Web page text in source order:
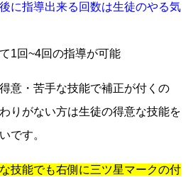
に指導出来る回数は生徒のやる気
1回~4回の指導が可能
意・苦手な技能で補正が付くの
りがない方は生徒の得意な技能を
です。
技能でも右側に三ツ星マークの付